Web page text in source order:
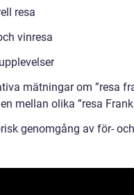
resa
vinresa
mätningar om ”resa
mellan olika ”resa
genomgång av för-